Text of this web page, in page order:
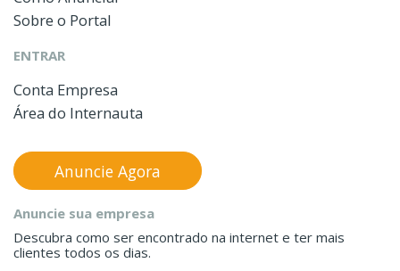
Sobre o Portal
ENTRAR
Conta Empresa
Área do Internauta
Anuncie sua empresa
Descubra como ser encontrado na internet e ter mais
clientes todos os dias.
Anuncie Agora